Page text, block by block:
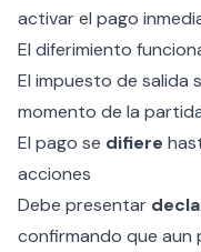
activar el pago
El diferimiento
El impuesto de salida
momento de la
El pago se difiere
acciones
Debe presentar
confirmando que aun